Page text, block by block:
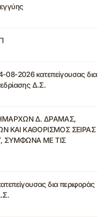
2026 κατεπείγουσας δια
Δ.Σ.
Δ. ΔΡΑΜΑΣ,
ΚΑΙ ΚΑΘΟΡΙΣΜΟΣ ΣΕΙΡΑΣ
ΣΥΜΦΩΝΑ ΜΕ ΤΙΣ
δια περιφοράς